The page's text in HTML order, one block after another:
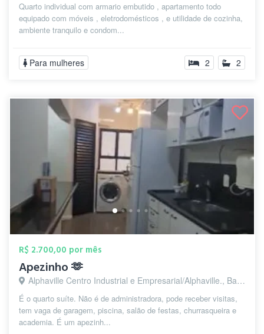
Quarto individual com armario embutido , apartamento todo
equipado com móveis , eletrodomésticos , e utilidade de cozinha,
ambiente tranquilo e condom...
Para mulheres 2 2
R$ 2.700,00 por mês
Apezinho 🫶
Alphaville Centro Industrial e Empresarial/Alphaville., Barueri - SP
É o quarto suíte. Não é de administradora, pode receber visitas,
tem vaga de garagem, piscina, salão de festas, churrasqueira e
academia. É um apezinh...